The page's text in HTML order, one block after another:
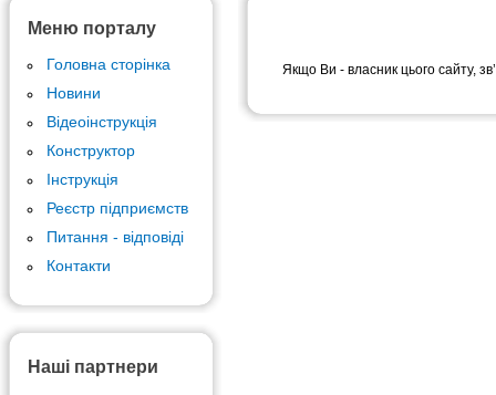
Меню порталу
Головна сторінка
Новини
Відеоінструкція
Конструктор
Інструкція
Реєстр підприємств
Питання - відповіді
Контакти
Наші партнери
Якщо Ви - власник цього сайту,